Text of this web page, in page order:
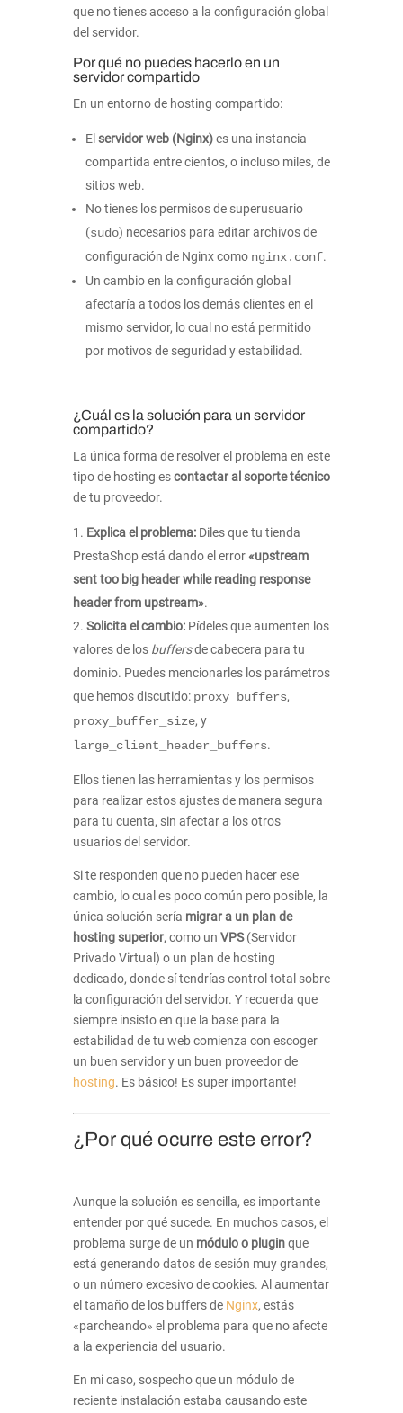
que no tienes acceso a la configuración global
del servidor.
Por qué no puedes hacerlo en un
servidor compartido
En un entorno de hosting compartido:
El servidor web (Nginx)es una instancia
compartida entre cientos, o incluso miles, de
sitios web.
No tienes los permisos de superusuario
(sudo) necesarios para editar archivos de
configuración de Nginx como nginx.conf.
Un cambio en la configuración global
afectaría a todos los demás clientes en el
mismo servidor, lo cual no está permitido
por motivos de seguridad y estabilidad.
¿Cuál es la solución para un servidor
compartido?
La única forma de resolver el problema en este
tipo de hosting escontactar al soporte técnico
de tu proveedor.
Explica el problema:Diles que tu tienda
PrestaShop está dando el error«upstream
sent too big header while reading response
header from upstream».
Solicita el cambio:Pídeles que aumenten los
valores de los buffersde cabecera para tu
dominio. Puedes mencionarles los parámetros
que hemos discutido: proxy_buffers,
proxy_buffer_size, y
large_client_header_buffers.
Ellos tienen las herramientas y los permisos
para realizar estos ajustes de manera segura
para tu cuenta, sin afectar a los otros
usuarios del servidor.
Si te responden que no pueden hacer ese
cambio, lo cual es poco común pero posible, la
única solución sería migrar a un plan de
hosting superior, como un VPS(Servidor
Privado Virtual) o un plan de hosting
dedicado, donde sí tendrías control total sobre
la configuración del servidor. Y recuerda que
siempre insisto en que la base para la
estabilidad de tu web comienza con escoger
un buen servidor y un buen proveedor de
hosting. Es básico! Es super importante!
¿Por qué ocurre este error?
Aunque la solución es sencilla, es importante
entender por qué sucede. En muchos casos, el
problema surge de un módulo o pluginque
está generando datos de sesión muy grandes,
o un número excesivo de cookies. Al aumentar
el tamaño de los buffers de Nginx, estás
«parcheando» el problema para que no afecte
a la experiencia del usuario.
En mi caso, sospecho que un módulo de
reciente instalación estaba causando este